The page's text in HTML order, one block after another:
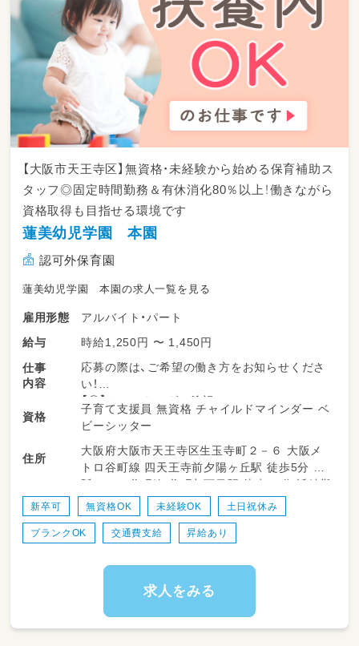
【大阪市天王寺区】無資格・未経験から始める保育補助ス
タッフ◎固定時間勤務＆有休消化80％以上！働きながら
資格取得も目指せる環境です
蓮美幼児学園 本園
認可外保育園
蓮美幼児学園 本園の求人一覧を見る
雇用形態
アルバイト・パート
給与
時給1,250円 〜 1,450円
仕事
内容
応募の際は、ご希望の働き方をお知らせくださ
い！
【①】リトルキンダー希望
【②】ディスカバリークラブ希望
【③】どちらのクラスでも対応可能
詳しいお仕事内容
【① 1・2歳児の入園準備クラス「リトルキンダ
ー」】
勤務時間：平日 9:00〜14:30 または 14:00〜1
初めて家族と離れて過ごす1歳児・2歳児クラス
クをサポートするお仕事
資格
子育て支援員 無資格 チャイルドマインダー ベ
ビーシッター
住所
大阪府大阪市天王寺区生玉寺町２－６ 大阪メ
トロ谷町線 四天王寺前夕陽ヶ丘駅 徒歩5分 大
阪メトロ谷町線 谷町九丁目駅 徒歩10分 近鉄難
波線 大阪上本町駅 徒歩15分
新卒可 無資格OK 未経験OK 土日祝休み
ブランクOK 交通費支給 昇給あり
求人をみる